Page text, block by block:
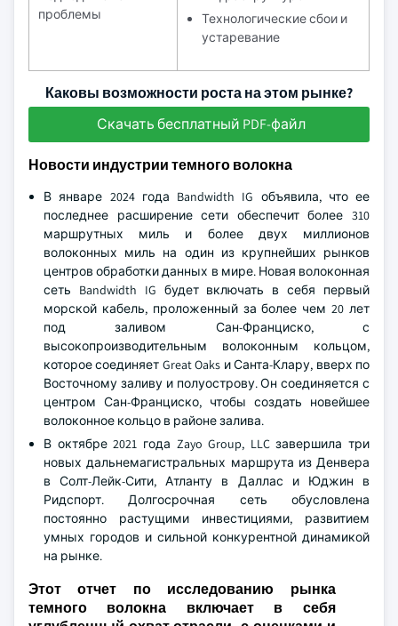
проблемы
Технологические сбои и
устаревание
Каковы возможности роста на этом рынке?
Скачать бесплатный PDF-файл
Новости индустрии темного волокна
В январе 2024 года Bandwidth IG объявила, что ее
последнее расширение сети обеспечит более 310
маршрутных миль и более двух миллионов
волоконных миль на один из крупнейших рынков
центров обработки данных в мире. Новая волоконная
сеть Bandwidth IG будет включать в себя первый
морской кабель, проложенный за более чем 20 лет
под заливом Сан-Франциско, с
высокопроизводительным волоконным кольцом,
которое соединяет Great Oaks и Санта-Клару, вверх по
Восточному заливу и полуострову. Он соединяется с
центром Сан-Франциско, чтобы создать новейшее
волоконное кольцо в районе залива.
В октябре 2021 года Zayo Group, LLC завершила три
новых дальнемагистральных маршрута из Денвера
в Солт-Лейк-Сити, Атланту в Даллас и Юджин в
Ридспорт. Долгосрочная сеть обусловлена
постоянно растущими инвестициями, развитием
умных городов и сильной конкурентной динамикой
на рынке.
Этот отчет по исследованию рынка
темного волокна включает в себя